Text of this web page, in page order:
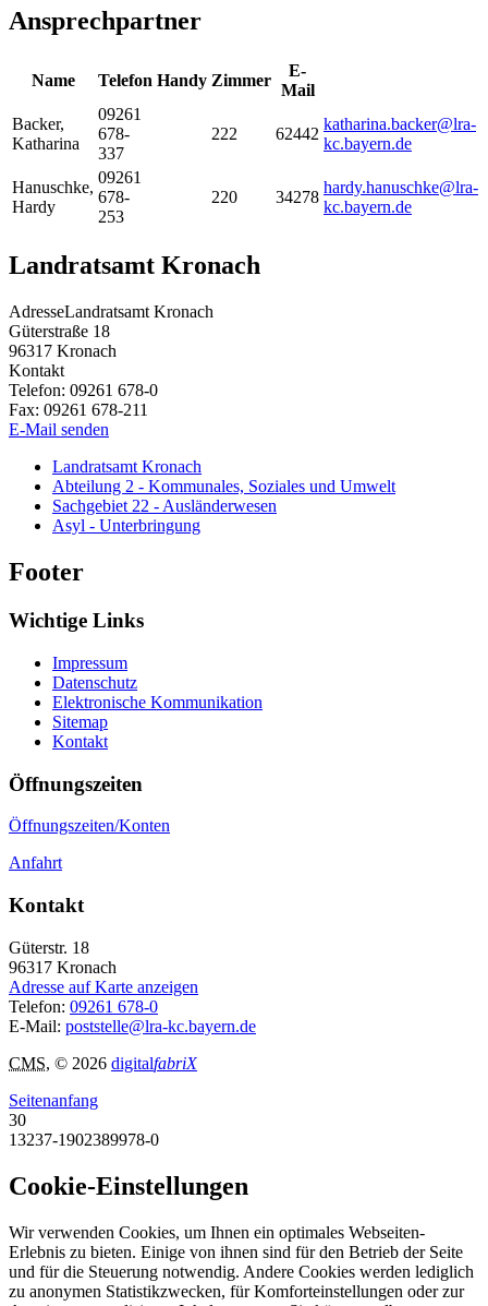
Ansprechpartner
Name Telefon Handy Zimmer
E-
Mail
Backer,
Katharina
09261
678-
337
222 62442
katharina.backer@lra-
kc.bayern.de
Hanuschke,
Hardy
09261
678-
253
220 34278
hardy.hanuschke@lra-
kc.bayern.de
Landratsamt Kronach
AdresseLandratsamt Kronach
Güterstraße 18
96317 Kronach
Kontakt
Telefon: 09261 678-0
Fax: 09261 678-211
E-Mail senden
Landratsamt Kronach
Abteilung 2 - Kommunales, Soziales und Umwelt
Sachgebiet 22 - Ausländerwesen
Asyl - Unterbringung
Footer
Wichtige Links
Impressum
Datenschutz
Elektronische Kommunikation
Sitemap
Kontakt
Öffnungszeiten
Öffnungszeiten/Konten
Anfahrt
Kontakt
Güterstr. 18
96317 Kronach
Adresse auf Karte anzeigen
Telefon: 09261 678-0
E-Mail: poststelle@lra-kc.bayern.de
CMS, © 2026 digitalfabriX
Seitenanfang
30
13237-1902389978-0
Cookie-Einstellungen
Wir verwenden Cookies, um Ihnen ein optimales Webseiten-
Erlebnis zu bieten. Einige von ihnen sind für den Betrieb der Seite
und für die Steuerung notwendig. Andere Cookies werden lediglich
zu anonymen Statistikzwecken, für Komforteinstellungen oder zur